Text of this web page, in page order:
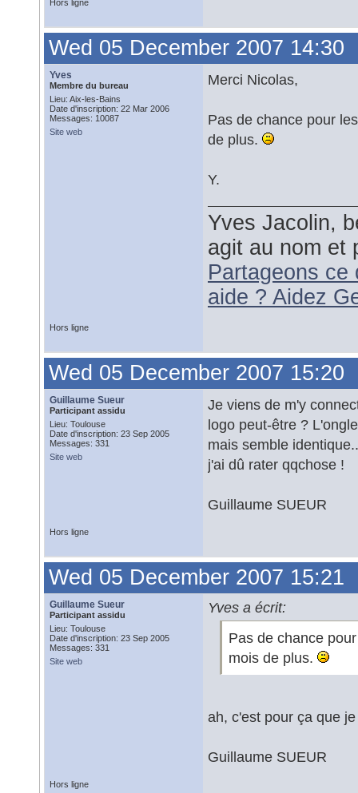
Hors ligne
Wed 05 December 2007 14:30
Yves
Membre du bureau
Lieu: Aix-les-Bains
Date d'inscription: 22 Mar 2006
Messages: 10087
Site web
Merci Nicolas,
Pas de chance pour
de plus.
Y.
Yves Jacolin,
agit au nom et
Partageons ce
aide ? Aidez
Hors ligne
Wed 05 December 2007 15:20
Guillaume Sueur
Participant assidu
Lieu: Toulouse
Date d'inscription: 23 Sep 2005
Messages: 331
Site web
Je viens de m'y
logo peut-être ?
mais semble
j'ai dû rater qqchose !
Guillaume SUEUR
Hors ligne
Wed 05 December 2007 15:21
Guillaume Sueur
Participant assidu
Lieu: Toulouse
Date d'inscription: 23 Sep 2005
Messages: 331
Site web
Yves a écrit:
Pas de chance
mois de plus.
ah, c'est pour ça que
Guillaume SUEUR
Hors ligne